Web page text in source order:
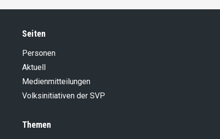
Seiten
Personen
Aktuell
Medienmitteilungen
Volksinitiativen der SVP
Themen